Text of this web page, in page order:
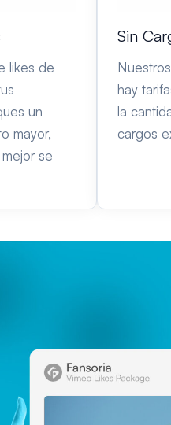
likes de
un
mayor,
se
Sin
hay
la
cargos